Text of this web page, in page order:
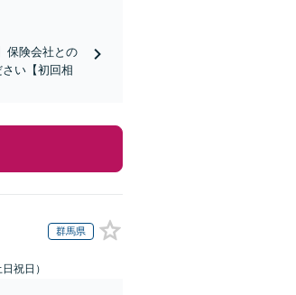
保険会社との
い【初回相
群馬県
祝日）